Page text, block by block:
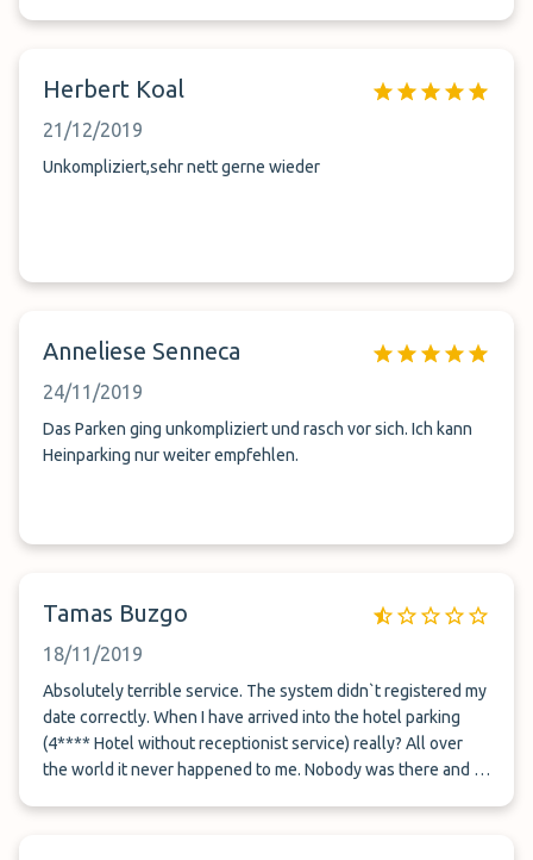
Herbert Koal
21/12/2019
Unkompliziert,sehr nett gerne wieder
Anneliese Senneca
24/11/2019
Das Parken ging unkompliziert und rasch vor sich. Ich kann
Heinparking nur weiter empfehlen.
Tamas Buzgo
18/11/2019
Absolutely terrible service. The system didn`t registered my
date correctly. When I have arrived into the hotel parking
(4**** Hotel without receptionist service) really? All over
the world it never happened to me. Nobody was there and of